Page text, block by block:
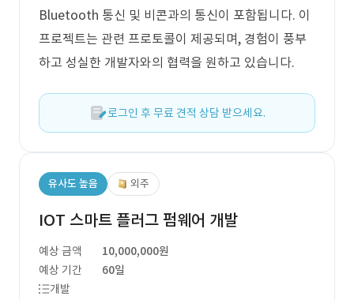
Bluetooth 통신 및 비콘과의 통신이 포함됩니다. 이
프로젝트는 관련 프로토콜이 제공되며, 경험이 풍부
하고 성실한 개발자와의 협력을 원하고 있습니다.
로그인 후 무료 견적 상담 받으세요.
유사도 높음 외주
IOT 스마트 플러그 펌웨어 개발
예상 금액
10,000,000원
예상 기간
60일
개발